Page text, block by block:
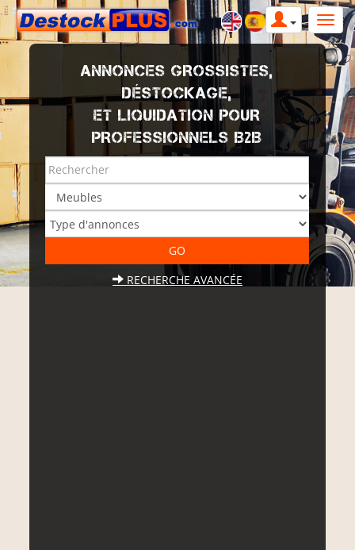
ANNONCES GROSSISTES,
DÉSTOCKAGE,
ET LIQUIDATION POUR
PROFESSIONNELS B2B
RECHERCHE AVANCÉE